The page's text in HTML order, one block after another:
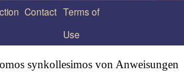
Contact Terms of
Use
synkollesimos von Anweisungen